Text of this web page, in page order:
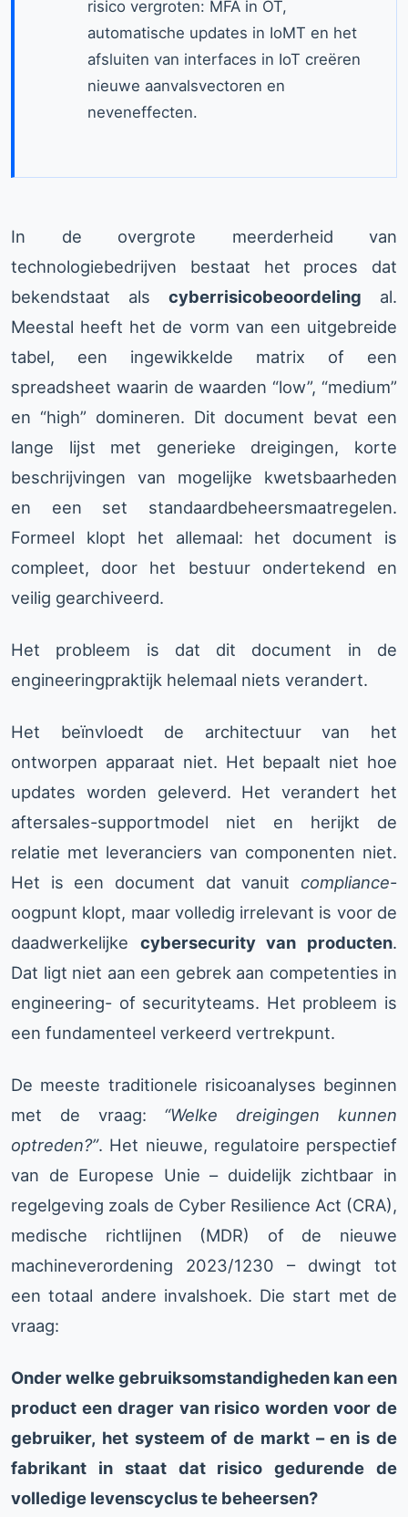
risico vergroten: MFA in OT,
automatische updates in IoMT en het
afsluiten van interfaces in IoT creëren
nieuwe aanvalsvectoren en
neveneffecten.
In de overgrote meerderheid van
technologiebedrijven bestaat het proces dat
bekendstaat als cyberrisicobeoordeling al.
Meestal heeft het de vorm van een uitgebreide
tabel, een ingewikkelde matrix of een
spreadsheet waarin de waarden “low”, “medium”
en “high” domineren. Dit document bevat een
lange lijst met generieke dreigingen, korte
beschrijvingen van mogelijke kwetsbaarheden
en een set standaardbeheersmaatregelen.
Formeel klopt het allemaal: het document is
compleet, door het bestuur ondertekend en
veilig gearchiveerd.
Het probleem is dat dit document in de
engineeringpraktijk helemaal niets verandert.
Het beïnvloedt de architectuur van het
ontworpen apparaat niet. Het bepaalt niet hoe
updates worden geleverd. Het verandert het
aftersales-supportmodel niet en herijkt de
relatie met leveranciers van componenten niet.
Het is een document dat vanuit compliance-
oogpunt klopt, maar volledig irrelevant is voor de
daadwerkelijke cybersecurity van producten.
Dat ligt niet aan een gebrek aan competenties in
engineering- of securityteams. Het probleem is
een fundamenteel verkeerd vertrekpunt.
De meeste traditionele risicoanalyses beginnen
met de vraag: “Welke dreigingen kunnen
optreden?”. Het nieuwe, regulatoire perspectief
van de Europese Unie – duidelijk zichtbaar in
regelgeving zoals de Cyber Resilience Act (CRA),
medische richtlijnen (MDR) of de nieuwe
machineverordening 2023/1230 – dwingt tot
een totaal andere invalshoek. Die start met de
vraag:
Onder welke gebruiksomstandigheden kan een
product een drager van risico worden voor de
gebruiker, het systeem of de markt – en is de
fabrikant in staat dat risico gedurende de
volledige levenscyclus te beheersen?